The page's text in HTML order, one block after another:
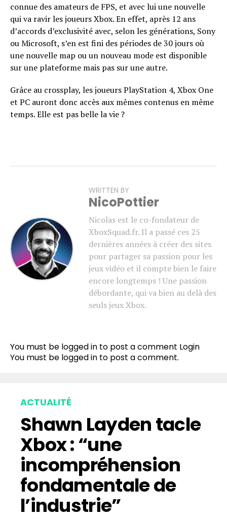
connue des amateurs de FPS, et avec lui une nouvelle
qui va ravir les joueurs Xbox. En effet, après 12 ans
d’accords d’exclusivité avec, selon les générations, Sony
ou Microsoft, s’en est fini des périodes de 30 jours où
une nouvelle map ou un nouveau mode est disponible
sur une plateforme mais pas sur une autre.
Grâce au crossplay, les joueurs PlayStation 4, Xbox One
et PC auront donc accès aux mêmes contenus en même
temps. Elle est pas belle la vie ?
WRITTEN BY
NicoPottier
Nicolas est le co-fondateur de
XboxSquad.fr. Il a passé ces 25
dernières années à créer des sites
pour partager sa passion pour les
jeux vidéo et il compte bien le faire
encore longtemps ! Une passion
débordante, qui va bien au delà des
seuls jeux Xbox.
You must be logged in to post a comment Login
You must be logged in to post a comment.
ACTUALITÉ
Shawn Layden tacle
Xbox : “une
incompréhension
fondamentale de
l’industrie”
Pinterest